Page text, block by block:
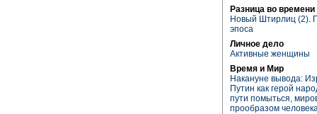
Разница во времени
Новый Штирлиц (2).
эпоса
Личное дело
Активные женщины
Время и Мир
Накануне вывода:
Путин как герой
пути помыться,
прообразом